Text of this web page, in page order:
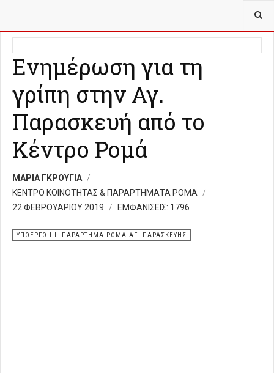
Ενημέρωση για τη
γρίπη στην Αγ.
Παρασκευή από το
Κέντρο Ρομά
ΜΑΡΙΑ ΓΚΡΟΥΓΙΑ
ΚΕΝΤΡΟ ΚΟΙΝΟΤΗΤΑΣ & ΠΑΡΑΡΤΗΜΑΤΑ ΡΟΜΑ
22 ΦΕΒΡΟΥΑΡΊΟΥ 2019
ΕΜΦΑΝΊΣΕΙΣ: 1796
ΥΠΟΕΡΓΟ ΙΙΙ: ΠΑΡΑΡΤΗΜΑ ΡΟΜΑ ΑΓ. ΠΑΡΑΣΚΕΥΗΣ